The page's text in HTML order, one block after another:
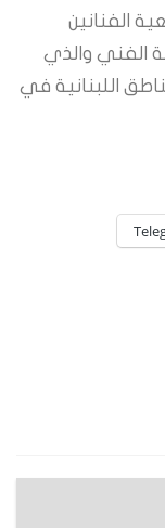
الفنانين
الفني والذي
اللبنانية في